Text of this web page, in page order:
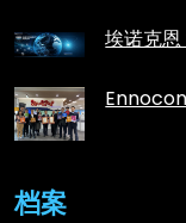
埃诺克
档案